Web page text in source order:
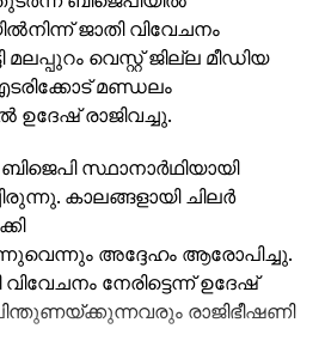
മലപ്പുറം വെസ്റ്റ് ജില്ല മീഡിയ
മണ്ഡലം
ഉദേഷ് രാജിവച്ചു.
കാലങ്ങളായി ചിലര്‍
അദ്ദേഹം ആരോപിച്ചു.
വിവേചനം നേരിട്ടെന്ന് ഉദേഷ്
രാജിഭീഷണി